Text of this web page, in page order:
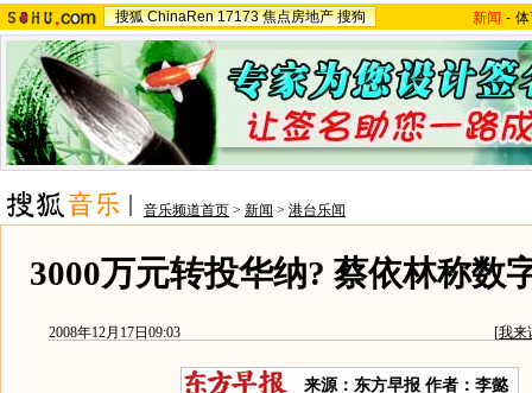
搜狐 ChinaRen 17173 焦点房地产 搜狗 新闻 -
音乐频道首页 > 新闻 > 港台乐闻
3000万元转投华纳? 蔡依林称数
2008年12月17日09:03 [我来
来源：东方早报 作者：李懿